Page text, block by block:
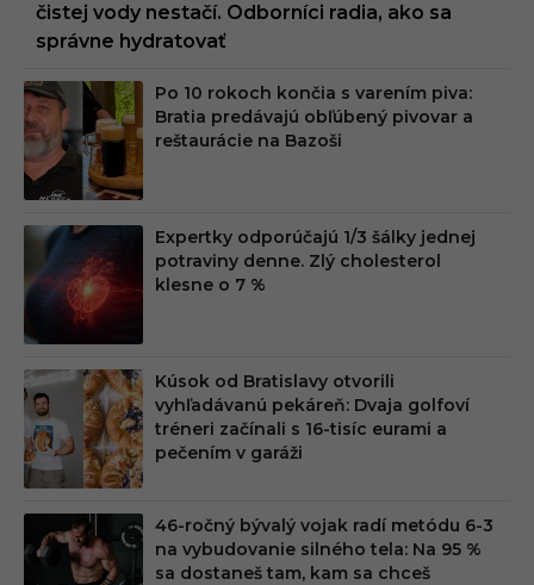
čistej vody nestačí. Odborníci radia, ako sa
správne hydratovať
Po 10 rokoch končia s varením piva:
Bratia predávajú obľúbený pivovar a
reštaurácie na Bazoši
Expertky odporúčajú 1/3 šálky jednej
potraviny denne. Zlý cholesterol
klesne o 7 %
Kúsok od Bratislavy otvorili
vyhľadávanú pekáreň: Dvaja golfoví
tréneri začínali s 16-tisíc eurami a
pečením v garáži
46-ročný bývalý vojak radí metódu 6-3
na vybudovanie silného tela: Na 95 %
sa dostaneš tam, kam sa chceš